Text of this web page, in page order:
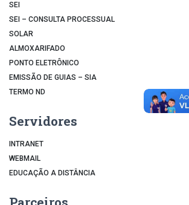
SEI
SEI – CONSULTA PROCESSUAL
SOLAR
ALMOXARIFADO
PONTO ELETRÔNICO
EMISSÃO DE GUIAS – SIA
TERMO ND
Servidores
INTRANET
WEBMAIL
EDUCAÇÃO A DISTÂNCIA